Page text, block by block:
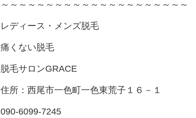
～～～～～～～～～～～～～～～～～～～～～
レディース・メンズ脱毛
痛くない脱毛
脱毛サロンGRACE
住所：西尾市一色町一色東荒子１６－１
090-6099-7245